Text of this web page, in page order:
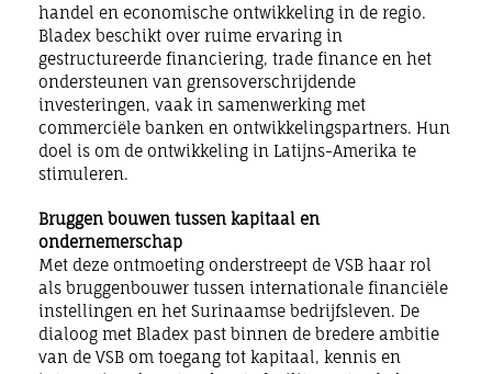
handel en economische ontwikkeling in de regio.
Bladex beschikt over ruime ervaring in
gestructureerde financiering, trade finance en het
ondersteunen van grensoverschrijdende
investeringen, vaak in samenwerking met
commerciële banken en ontwikkelingspartners. Hun
doel is om de ontwikkeling in Latijns-Amerika te
stimuleren.
Bruggen bouwen tussen kapitaal en
ondernemerschap
Met deze ontmoeting onderstreept de VSB haar rol
als bruggenbouwer tussen internationale financiële
instellingen en het Surinaamse bedrijfsleven. De
dialoog met Bladex past binnen de bredere ambitie
van de VSB om toegang tot kapitaal, kennis en